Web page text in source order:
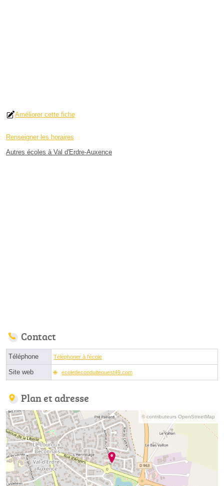
Améliorer cette fiche
Renseigner les horaires
Autres écoles à Val d'Erdre-Auxence
Contact
Téléphone Téléphoner à l'école
Site web ecoledeconduiteouest49.com
Plan et adresse
© contributeurs OpenStreetMap